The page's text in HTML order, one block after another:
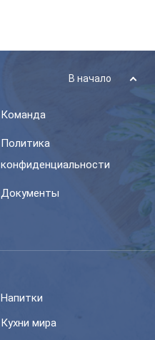
В начало
Команда
Политика
конфиденциальности
Документы
Напитки
Кухни мира